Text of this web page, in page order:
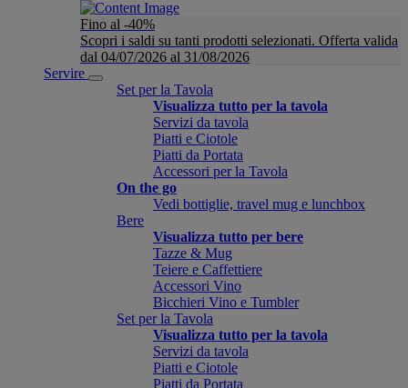
Fino al -40%
Scopri i saldi su tanti prodotti selezionati. Offerta valida
dal 04/07/2026 al 31/08/2026
Servire
Set per la Tavola
Visualizza tutto per la tavola
Servizi da tavola
Piatti e Ciotole
Piatti da Portata
Accessori per la Tavola
On the go
Vedi bottiglie, travel mug e lunchbox
Bere
Visualizza tutto per bere
Tazze & Mug
Teiere e Caffettiere
Accessori Vino
Bicchieri Vino e Tumbler
Set per la Tavola
Visualizza tutto per la tavola
Servizi da tavola
Piatti e Ciotole
Piatti da Portata